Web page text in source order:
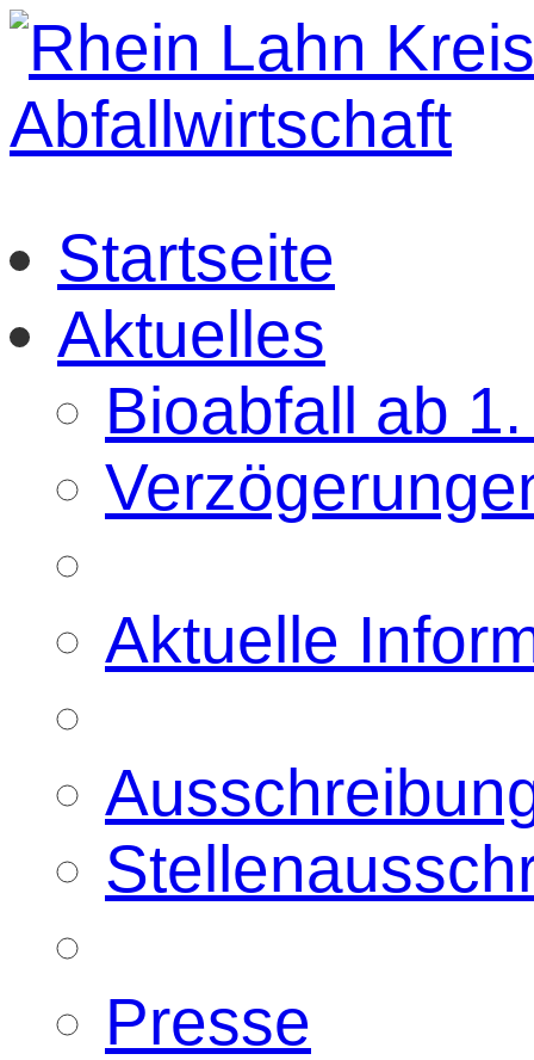
Startseite
Aktuelles
Bioabfall ab
Aktuelle
Presse